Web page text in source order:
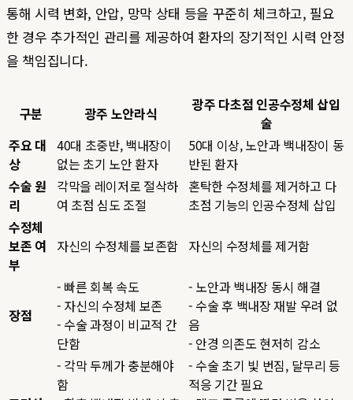
통해 시력 변화, 안압, 망막 상태 등을 꾸준히 체크하고, 필요
한 경우 추가적인 관리를 제공하여 환자의 장기적인 시력 안정
을 책임집니다.
구분 광주 노안라식
광주 다초점 인공수정체 삽입
술
주요 대
상
40대 초중반, 백내장이
없는 초기 노안 환자
50대 이상, 노안과 백내장이 동
반된 환자
수술 원
리
각막을 레이저로 절삭하
여 초점 심도 조절
혼탁한 수정체를 제거하고 다
초점 기능의 인공수정체 삽입
수정체
보존 여
부
자신의 수정체를 보존함 자신의 수정체를 제거함
장점
- 빠른 회복 속도
- 자신의 수정체 보존
- 수술 과정이 비교적 간
단함
- 노안과 백내장 동시 해결
- 수술 후 백내장 재발 우려 없
음
- 안경 의존도 현저히 감소
- 각막 두께가 충분해야
함
- 수술 초기 빛 번짐, 달무리 등
적응 기간 필요